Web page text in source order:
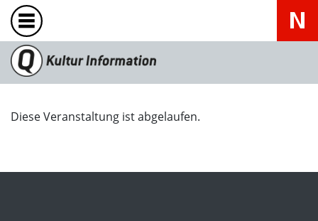
Diese Veranstaltung ist abgelaufen.